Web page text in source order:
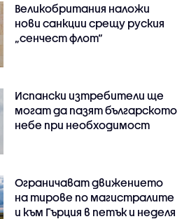
Великобритания наложи
нови санкции срещу руския
„сенчест флот“
Испански изтребители ще
могат да пазят българското
небе при необходимост
Ограничават движението
на тирове по магистралите
и към Гърция в петък и неделя